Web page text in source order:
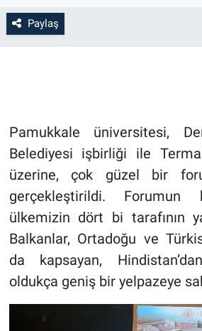
Paylaş
Pamukkale üniversitesi,
Belediyesi işbirliği ile
üzerine, çok güzel bir
gerçekleştirildi. Forumun
ülkemizin dört bi tarafının
Balkanlar, Ortadoğu ve
da kapsayan,
oldukça geniş bir yelpazeye